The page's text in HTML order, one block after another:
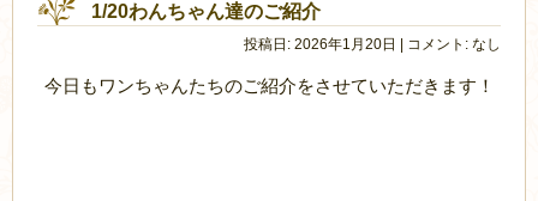
1/20わんちゃん達のご紹介
投稿日: 2026年1月20日 | コメント: なし
今日もワンちゃんたちのご紹介をさせていただきます！